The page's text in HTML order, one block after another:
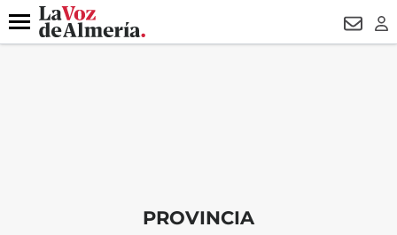
DESTACADO DRON UDA
Menú
PROVINCIA